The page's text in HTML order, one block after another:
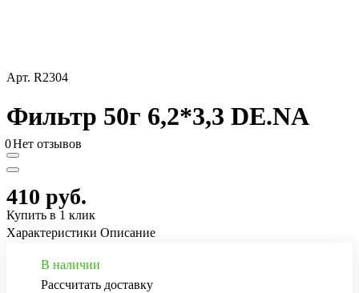
Арт. R2304
Фильтр 50г 6,2*3,3 DE.NА
0Нет отзывов
410 руб.
Купить в 1 клик
Характеристики Описание
В наличии
Рассчитать доставку